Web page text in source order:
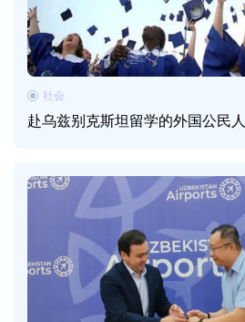
赴乌兹别克斯坦留学的外国公民
社会